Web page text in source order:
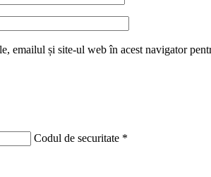
emailul și site-ul web în acest navigator
Codul de securitate *